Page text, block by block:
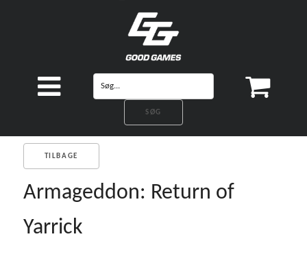
TILBAGE
Armageddon: Return of
Yarrick